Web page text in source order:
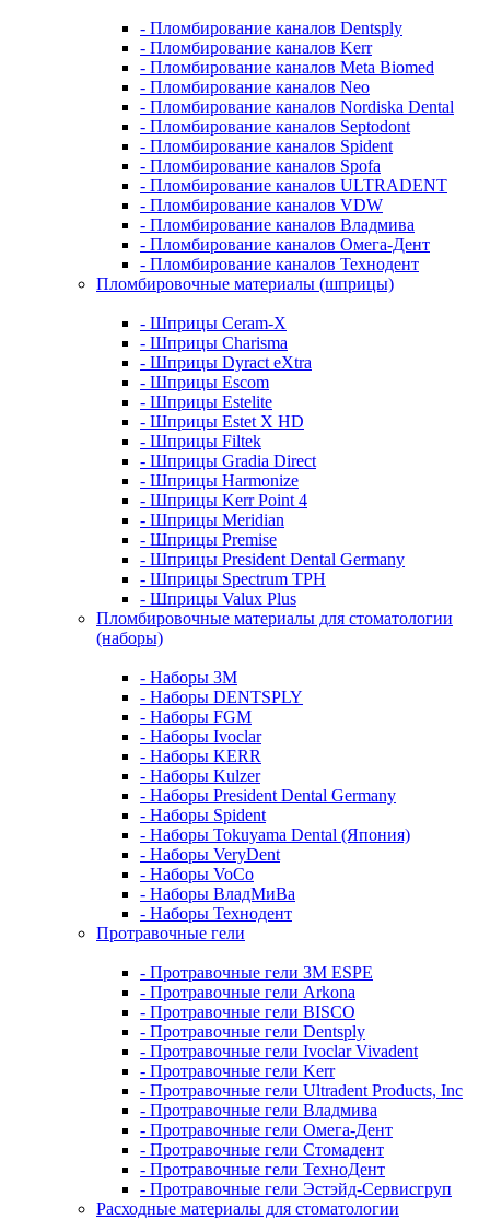
- Пломбирование каналов Dentsply
- Пломбирование каналов Kerr
- Пломбирование каналов Meta Biomed
- Пломбирование каналов Neo
- Пломбирование каналов Nordiska Dental
- Пломбирование каналов Septodont
- Пломбирование каналов Spident
- Пломбирование каналов Spofa
- Пломбирование каналов ULTRADENT
- Пломбирование каналов VDW
- Пломбирование каналов Владмива
- Пломбирование каналов Омега-Дент
- Пломбирование каналов Технодент
Пломбировочные материалы (шприцы)
- Шприцы Ceram-X
- Шприцы Charisma
- Шприцы Dyract eXtra
- Шприцы Escom
- Шприцы Estelite
- Шприцы Estet X HD
- Шприцы Filtek
- Шприцы Gradia Direct
- Шприцы Harmonize
- Шприцы Kerr Point 4
- Шприцы Meridian
- Шприцы Premise
- Шприцы President Dental Germany
- Шприцы Spectrum TPH
- Шприцы Valux Plus
Пломбировочные материалы для стоматологии
(наборы)
- Наборы 3М
- Наборы DENTSPLY
- Наборы FGM
- Наборы Ivoclar
- Наборы KERR
- Наборы Kulzer
- Наборы President Dental Germany
- Наборы Spident
- Наборы Tokuyama Dental (Япония)
- Наборы VeryDent
- Наборы VoCo
- Наборы ВладМиВа
- Наборы Технодент
Протравочные гели
- Протравочные гели 3М ESPE
- Протравочные гели Arkona
- Протравочные гели BISCO
- Протравочные гели Dentsply
- Протравочные гели Ivoclar Vivadent
- Протравочные гели Kerr
- Протравочные гели Ultradent Products, Inc
- Протравочные гели Владмива
- Протравочные гели Омега-Дент
- Протравочные гели Стомадент
- Протравочные гели ТехноДент
- Протравочные гели Эстэйд-Сервисгруп
Расходные материалы для стоматологии